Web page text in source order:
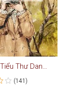
Tam Đại Tiểu Thư Danh Tiếng - Truyện Teen
(141)